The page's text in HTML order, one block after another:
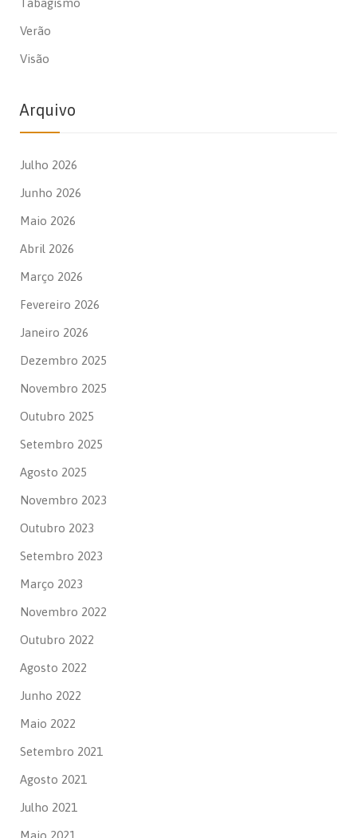
Tabagismo
Verão
Visão
Arquivo
Julho 2026
Junho 2026
Maio 2026
Abril 2026
Março 2026
Fevereiro 2026
Janeiro 2026
Dezembro 2025
Novembro 2025
Outubro 2025
Setembro 2025
Agosto 2025
Novembro 2023
Outubro 2023
Setembro 2023
Março 2023
Novembro 2022
Outubro 2022
Agosto 2022
Junho 2022
Maio 2022
Setembro 2021
Agosto 2021
Julho 2021
Maio 2021